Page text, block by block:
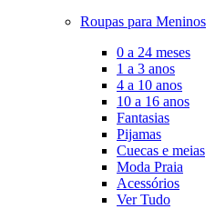
Roupas para Meninos
0 a 24 meses
1 a 3 anos
4 a 10 anos
10 a 16 anos
Fantasias
Pijamas
Cuecas e meias
Moda Praia
Acessórios
Ver Tudo